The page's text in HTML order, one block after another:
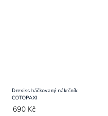
Drexiss háčkovaný nákrčník
COTOPAXI
690 Kč